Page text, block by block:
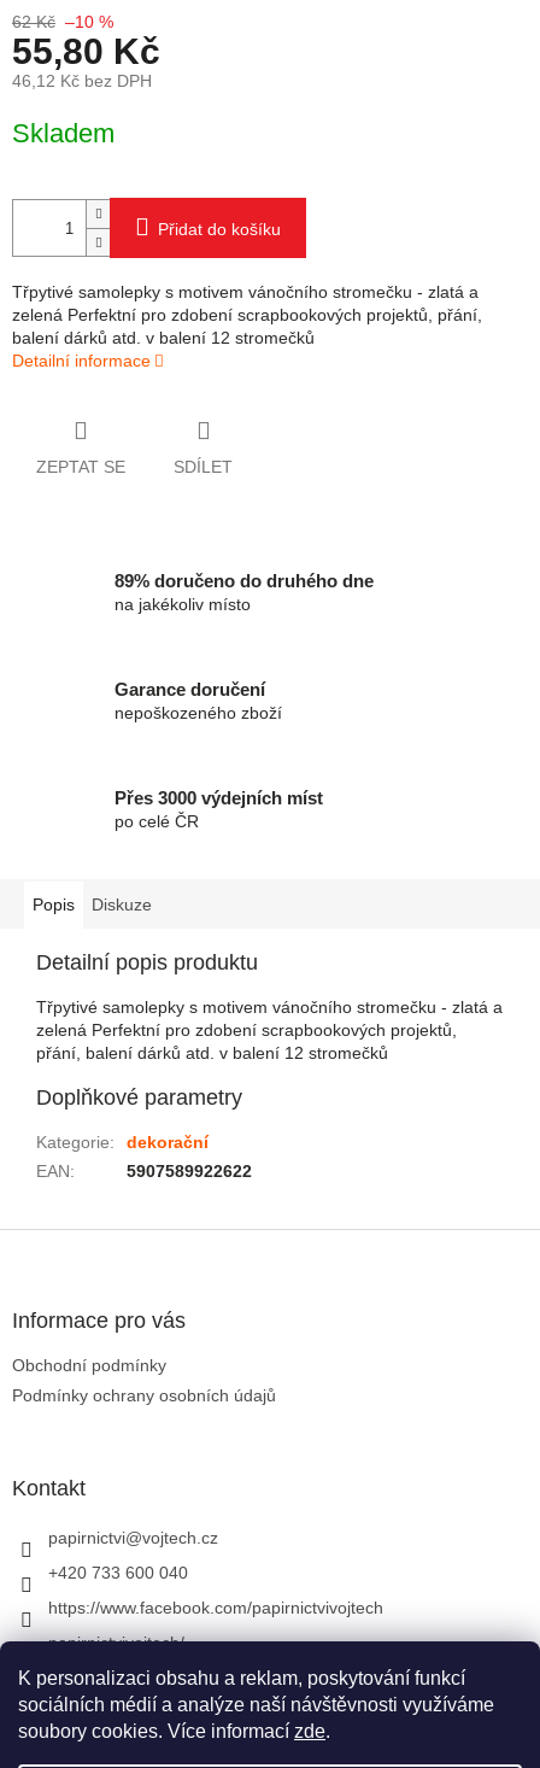
K personalizaci obsahu a reklam, poskytování funkcí
sociálních médií a analýze naší návštěvnosti využíváme
soubory cookies. Více informací zde.
62 Kč –10 %
55,80 Kč
46,12 Kč bez DPH
Skladem
Přidat do košíku
Třpytivé samolepky s motivem vánočního stromečku - zlatá a
zelená Perfektní pro zdobení scrapbookových projektů, přání,
balení dárků atd. v balení 12 stromečků
Detailní informace
ZEPTAT SE SDÍLET
89% doručeno do druhého dne
na jakékoliv místo
Garance doručení
nepoškozeného zboží
Přes 3000 výdejních míst
po celé ČR
Popis Diskuze
Detailní popis produktu
Třpytivé samolepky s motivem vánočního stromečku - zlatá a
zelená Perfektní pro zdobení scrapbookových projektů,
přání, balení dárků atd. v balení 12 stromečků
Doplňkové parametry
Kategorie:
dekorační
EAN: 5907589922622
Informace pro vás
Obchodní podmínky
Podmínky ochrany osobních údajů
Kontakt
papirnictvi@vojtech.cz
+420 733 600 040
https://www.facebook.com/papirnictvivojtech
papirnictvivojtech/
+420 733 600 040